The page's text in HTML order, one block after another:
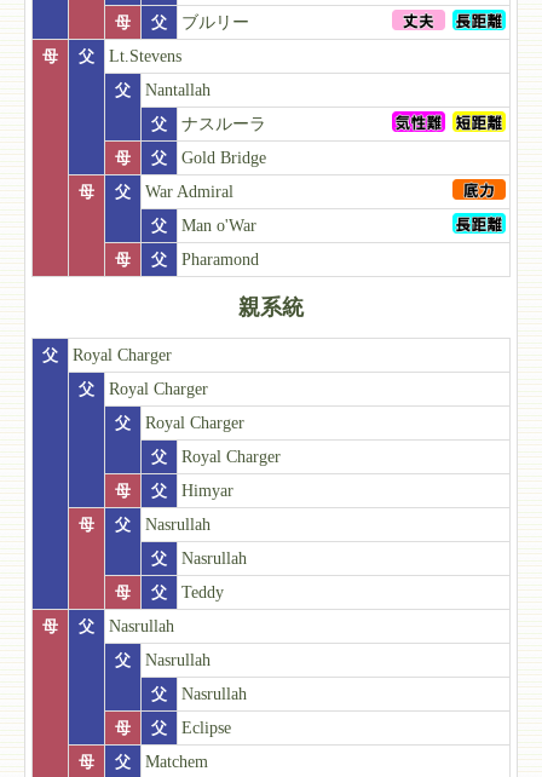
母
父
ブルリー
母
父
Lt.Stevens
父
Nantallah
父
ナスルーラ
母
父
Gold Bridge
母
父
War Admiral
父
Man o'War
母
父 Pharamond
親系統
父
Royal Charger
父
Royal Charger
父
Royal Charger
父
Royal Charger
母
父
Himyar
母
父
Nasrullah
父
Nasrullah
母
父
Teddy
母
父
Nasrullah
父
Nasrullah
父
Nasrullah
母
父
Eclipse
母
父
Matchem